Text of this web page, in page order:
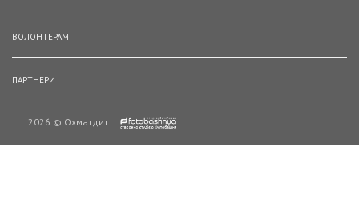
ВОЛОНТЕРАМ
ПАРТНЕРИ
2026 © Охматдит